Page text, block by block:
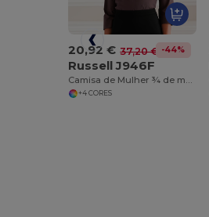
20,92 € 37,20 € -44%
Russell J946F
Camisa de Mulher ¾ de manga easy care - fitted
+4 CORES